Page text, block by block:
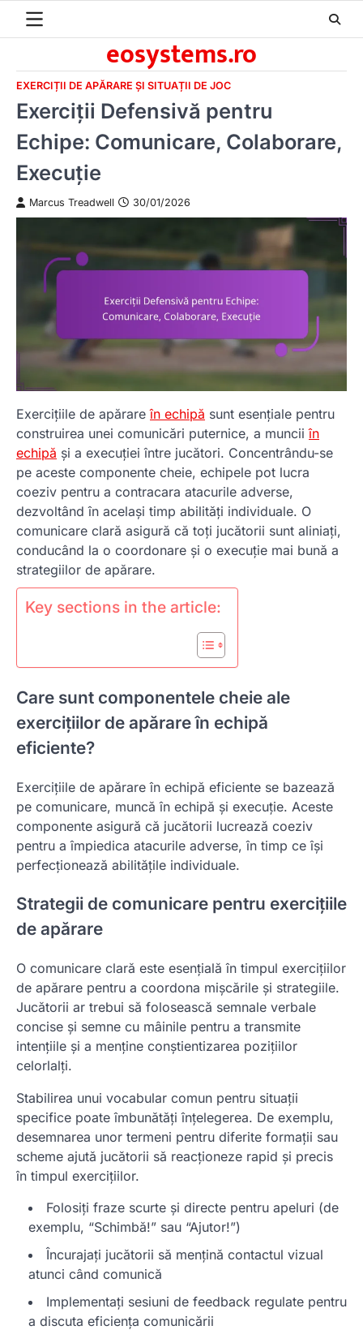
eosystems.ro
EXERCIȚII DE APĂRARE ȘI SITUAȚII DE JOC
Exerciții Defensivă pentru
Echipe: Comunicare, Colaborare,
Execuție
Marcus Treadwell 30/01/2026
Exercițiile de apărareîn echipă sunt esențiale pentru
construirea unei comunicări puternice, a munciiîn
echipă și a execuției între jucători. Concentrându-se
pe aceste componente cheie, echipele pot lucra
coeziv pentru a contracara atacurile adverse,
dezvoltând în același timp abilități individuale. O
comunicare clară asigură că toți jucătorii sunt aliniați,
conducând la o coordonare și o execuție mai bună a
strategiilor de apărare.
Key sections in the article:
Care sunt componentele cheie ale
exercițiilor de apărare în echipă
eficiente?
Exercițiile de apărare în echipă eficiente se bazează
pe comunicare, muncă în echipă și execuție. Aceste
componente asigură că jucătorii lucrează coeziv
pentru a împiedica atacurile adverse, în timp ce își
perfecționează abilitățile individuale.
Strategii de comunicare pentru exercițiile
de apărare
O comunicare clară este esențială în timpul exercițiilor
de apărare pentru a coordona mișcările și strategiile.
Jucătorii ar trebui să folosească semnale verbale
concise și semne cu mâinile pentru a transmite
intențiile și a menține conștientizarea pozițiilor
celorlalți.
Stabilirea unui vocabular comun pentru situații
specifice poate îmbunătăți înțelegerea. De exemplu,
desemnarea unor termeni pentru diferite formații sau
scheme ajută jucătorii să reacționeze rapid și precis
în timpul exercițiilor.
Folosiți fraze scurte și directe pentru apeluri (de
exemplu, “Schimbă!” sau “Ajutor!”)
Încurajați jucătorii să mențină contactul vizual
atunci când comunică
Implementați sesiuni de feedback regulate pentru
a discuta eficiența comunicării